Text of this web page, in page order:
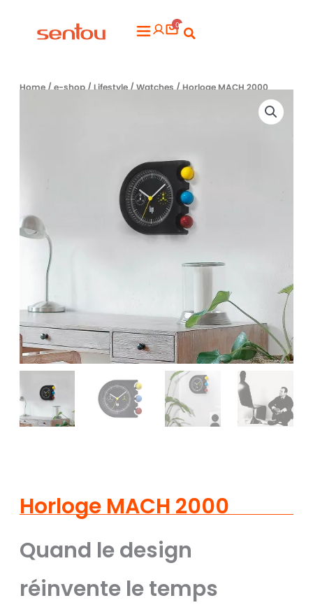
Flyout
0
Home/e-shop/Lifestyle/Watches/ Horloge MACH 2000
Horloge MACH 2000
Quand le design
réinvente le temps